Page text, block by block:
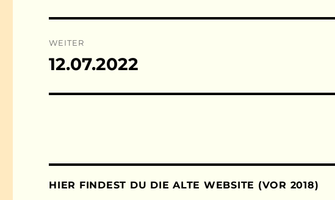
WEITER
Nächster
12.07.2022
HIER FINDEST DU DIE ALTE WEBSITE (VOR 2018)